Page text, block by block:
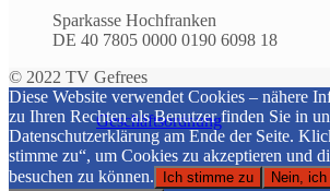
Geschäftsordnung
Sparkasse Hochfranken
DE 40 7805 0000 0190 6098 18
© 2022 TV Gefrees
Diese Website verwendet Cookies – nähere
zu Ihren Rechten als Benutzer finden Sie in
Datenschutzerklärung am Ende der Seite.
stimme zu“, um Cookies zu akzeptieren und
besuchen zu können.
Ich stimme zu
Nein,